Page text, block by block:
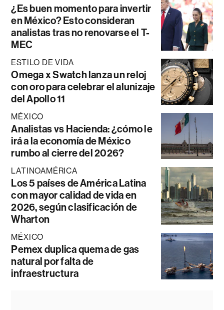
¿Es buen momento para invertir
en México? Esto consideran
analistas tras no renovarse el T-
MEC
ESTILO DE VIDA
Omega x Swatch lanza un reloj
con oro para celebrar el alunizaje
del Apollo 11
MÉXICO
Analistas vs Hacienda: ¿cómo le
irá a la economía de México
rumbo al cierre del 2026?
LATINOAMÉRICA
Los 5 países de América Latina
con mayor calidad de vida en
2026, según clasificación de
Wharton
MÉXICO
Pemex duplica quema de gas
natural por falta de
infraestructura